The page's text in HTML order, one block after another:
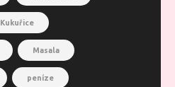
Kukuřice
Masala
peníze